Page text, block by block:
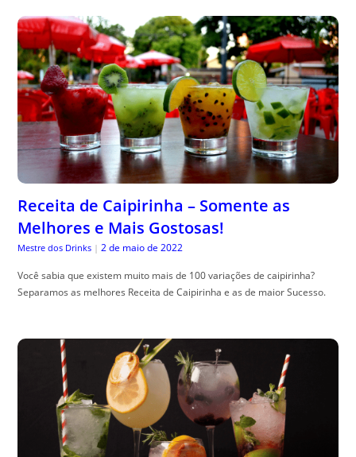
Receita de Caipirinha – Somente as
Melhores e Mais Gostosas!
Mestre dos Drinks | 2 de maio de 2022
Você sabia que existem muito mais de 100 variações de caipirinha?
Separamos as melhores Receita de Caipirinha e as de maior Sucesso.